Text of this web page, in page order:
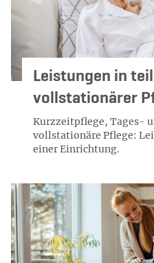
Leistungen in
vollstationärer
Kurzzeitpflege, Tages-
vollstationäre Pflege:
einer Einrichtung.